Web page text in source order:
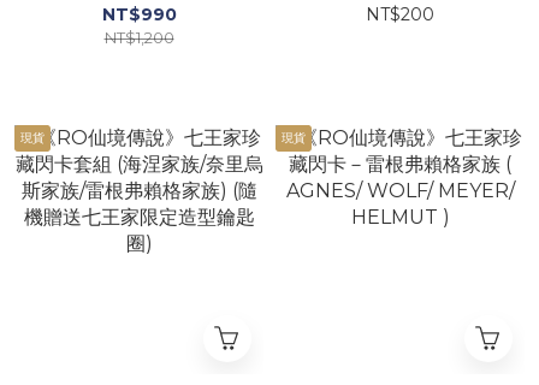
NT$990
NT$1,200
NT$200
現貨 現貨